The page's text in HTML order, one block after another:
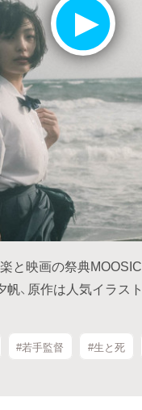
と映画の祭典
帆、原作は人気イラ
#若手監督 #生と死